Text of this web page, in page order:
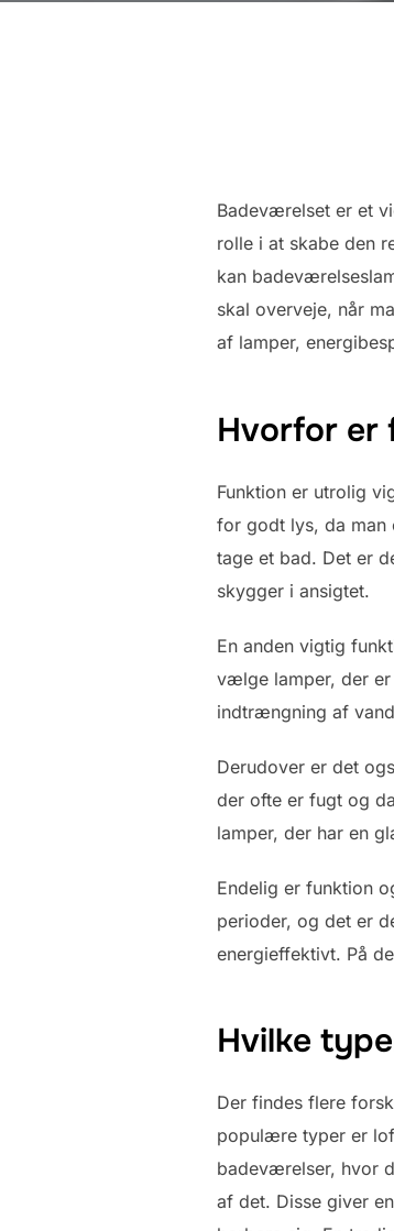
Badeværelset er et
rolle i at skabe den
kan
skal overveje, når
af lamper,
Hvorfor er
Funktion er utrolig
for godt lys, da man
tage et bad. Det er
skygger i ansigtet.
En anden vigtig
vælge lamper, der
indtrængning af
Derudover er det
der ofte er fugt og
lamper, der har en
Endelig er funktion
perioder, og det er
energieffektivt. På
Hvilke
Der findes flere
populære typer er
badeværelser, hvor
af det. Disse giver